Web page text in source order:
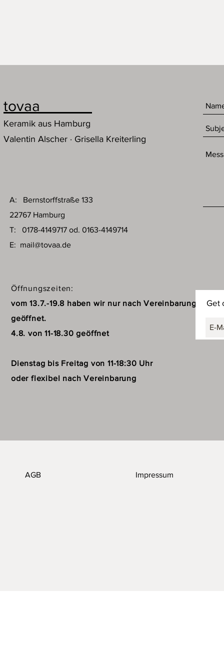
tovaa
Keramik aus Hamburg
Valentin Alscher · Grisella Kreiterling
A: Bernstorffstraße 133
22767 Hamburg
T: 0178-4149717 od. 0163-4149714
E: mail@tovaa.de
Öffnungszeiten:
vom 13.7.-19.8 haben wir nur nach Vereinbarung
geöffnet.
4.8. von 11-18.30 geöffnet
Dienstag bis Freitag von 11-18:30 Uhr
oder flexibel nach Vereinbarung
Get
AGB Impressum